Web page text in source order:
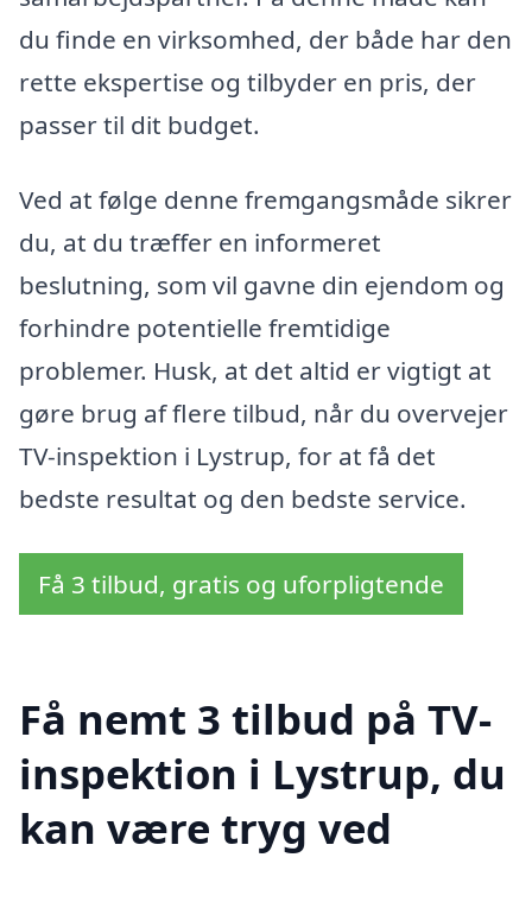
du finde en virksomhed, der både har den
rette ekspertise og tilbyder en pris, der
passer til dit budget.
Ved at følge denne fremgangsmåde sikrer
du, at du træffer en informeret
beslutning, som vil gavne din ejendom og
forhindre potentielle fremtidige
problemer. Husk, at det altid er vigtigt at
gøre brug af flere tilbud, når du overvejer
TV-inspektion i Lystrup, for at få det
bedste resultat og den bedste service.
Få 3 tilbud, gratis og uforpligtende
Få nemt 3 tilbud på TV-
inspektion i Lystrup, du
kan være tryg ved